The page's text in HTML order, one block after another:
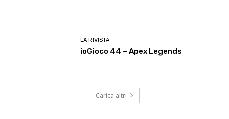
LA RIVISTA
ioGioco 44 – Apex Legends
Carica altri